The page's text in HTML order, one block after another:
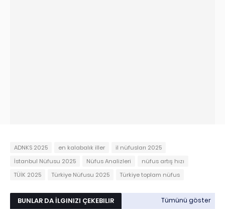
ADNKS 2025 en kalabalık iller
il nüfusları 2025
İstanbul Nüfusu 2025
Nüfus Analizleri
nüfus artış hızı
TÜİK 2025
Türkiye Nüfusu 2025 Türkiye toplam nüfus
BUNLAR DA İLGINIZI ÇEKEBILIR Tümünü göster